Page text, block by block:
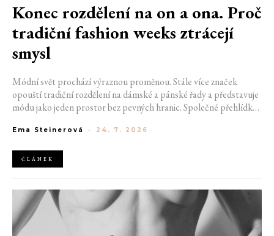
Konec rozdělení na on a ona. Proč
tradiční fashion weeks ztrácejí
smysl
Módní svět prochází výraznou proměnou. Stále více značek
opouští tradiční rozdělení na dámské a pánské řady a představuje
módu jako jeden prostor bez pevných hranic. Společné přehlídky,
klasické týdny módy mohou brzy vypadat úplně jinak.
Ema Steinerová - 24. 7. 2026
ČLÁNEK